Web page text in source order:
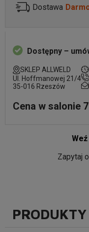
Dostawa
Dostępny –
SKLEP ALLWELD
Ul. Hoffmanowej 21/4
35-016 Rzeszów
Cena w salonie
Zapytaj